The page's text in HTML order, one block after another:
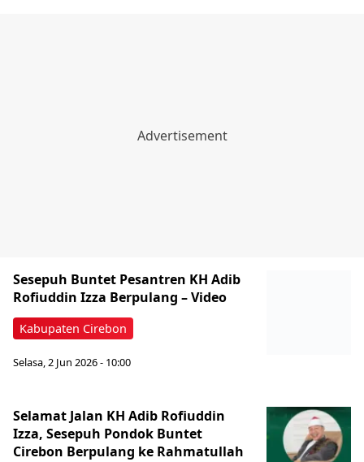
Kabupaten Cirebon
Sesepuh Buntet Pesantren KH Adib
Rofiuddin Izza Berpulang – Video
Selasa, 2 Jun 2026 - 10:00
Selamat Jalan KH Adib Rofiuddin
Izza, Sesepuh Pondok Buntet
Cirebon Berpulang ke Rahmatullah